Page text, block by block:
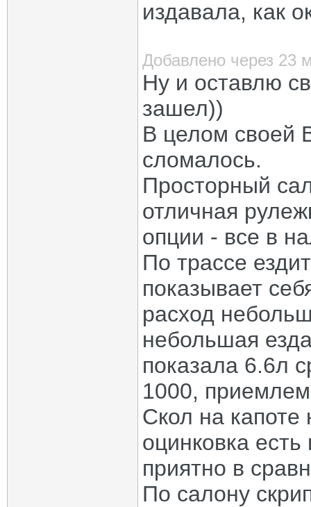
издавала, как
Добавлено через 23
Ну и оставлю
зашел))
В целом своей
сломалось.
Просторный
отличная
опции - все в
По трассе
показывает
расход
небольшая
показала 6.6л
1000,
Скол на капоте
оцинковка
приятно в
По салону